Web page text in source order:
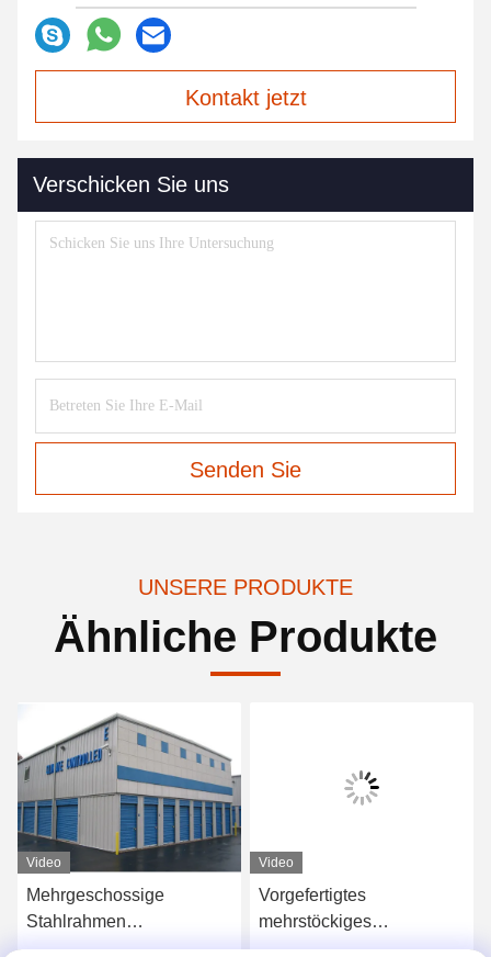
Kontakt jetzt
Verschicken Sie uns
Senden Sie
UNSERE PRODUKTE
Ähnliche Produkte
Video
Mehrgeschossige
Stahlrahmen
Gewerbegebäude mit
Video
Vorgefertigtes
mehrstöckiges
Stahlgebäude